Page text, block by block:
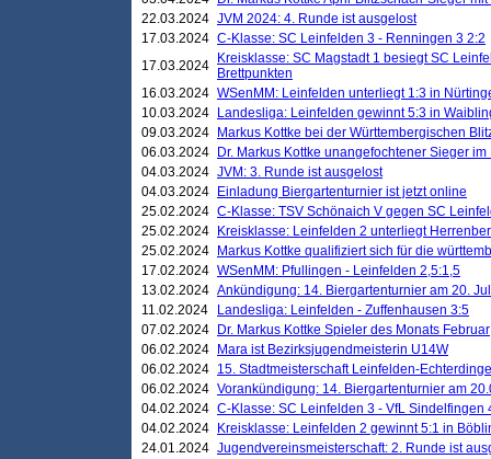
22.03.2024 JVM 2024: 4. Runde ist ausgelost
17.03.2024 C-Klasse: SC Leinfelden 3 - Renningen 3 2:2
17.03.2024
Kreisklasse: SC Magstadt 1 besiegt SC
Brettpunkten
16.03.2024 WSenMM: Leinfelden unterliegt 1:3 in
10.03.2024
Landesliga: Leinfelden gewinnt 5:3 in
09.03.2024
Markus Kottke bei der Württembergischen
06.03.2024
Dr. Markus Kottke unangefochtener Sieger
04.03.2024 JVM: 3. Runde ist ausgelost
04.03.2024
Einladung Biergartenturnier ist jetzt online
25.02.2024 C-Klasse: TSV Schönaich V gegen SC
25.02.2024
Kreisklasse: Leinfelden 2 unterliegt
25.02.2024
Markus Kottke qualifiziert sich für die
17.02.2024 WSenMM: Pfullingen - Leinfelden 2,5:1,5
13.02.2024 Ankündigung: 14. Biergartenturnier am 20.
11.02.2024
Landesliga: Leinfelden - Zuffenhausen 3:5
07.02.2024
Dr. Markus Kottke Spieler des Monats Februar
06.02.2024
Mara ist Bezirksjugendmeisterin U14W
06.02.2024 15. Stadtmeisterschaft Leinfelden-
06.02.2024 Vorankündigung: 14. Biergartenturnier am
04.02.2024 C-Klasse: SC Leinfelden 3 - VfL Sindelfingen
04.02.2024
Kreisklasse: Leinfelden 2 gewinnt 5:1 in
24.01.2024 Jugendvereinsmeisterschaft: 2. Runde ist